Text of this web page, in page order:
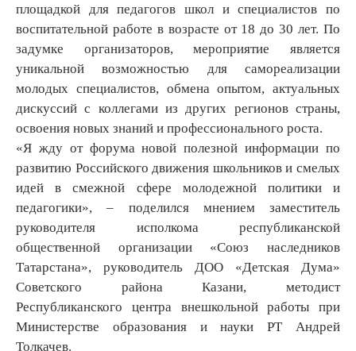
площадкой для педагогов школ и специалистов по
воспитательной работе в возрасте от 18 до 30 лет. По
задумке организаторов, мероприятие является
уникальной возможностью для самореализации
молодых специалистов, обмена опытом, актуальных
дискуссий с коллегами из других регионов страны,
освоения новых знаний и профессионального роста.
«Я жду от форума новой полезной информации по
развитию Российского движения школьников и смелых
идей в смежной сфере молодежной политики и
педагогики», – поделился мнением заместитель
руководителя исполкома республиканской
общественной организации «Союз наследников
Татарстана», руководитель ДОО «Детская Дума»
Советского района Казани, методист
Республиканского центра внешкольной работы при
Министерстве образования и науки РТ Андрей
Толкачев.